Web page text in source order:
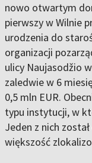
nowo otwartym
pierwszy w Wilnie
urodzenia do
organizacji
ulicy Naujasodžio
zaledwie w 6
0,5 mln EUR.
typu instytucji, w
Jeden z nich
większość